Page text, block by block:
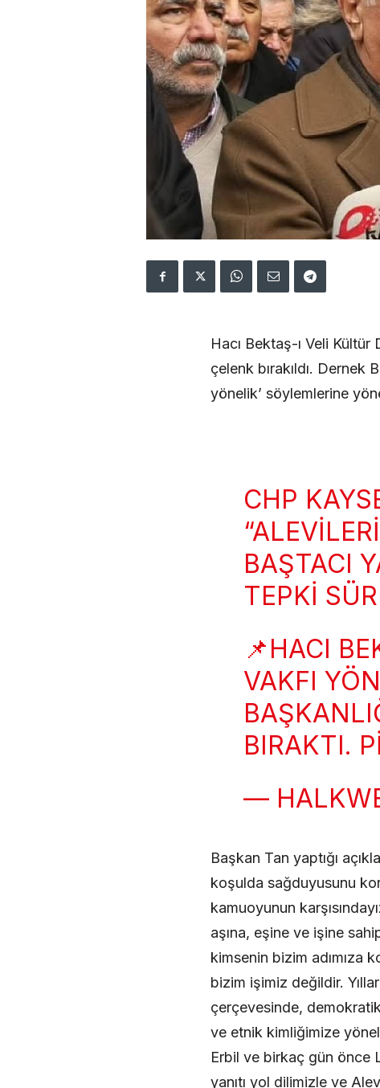
Hacı Bektaş-ı Veli Kültür
çelenk bırakıldı. Dernek
yönelik’ söylemlerine
CHP
BAŞTACI
TEPKI
📌HACI
VAKFI
BIRAKTI.
—
Başkan Tan yaptığı
koşulda sağduyusunu
kamuoyunun
aşına, eşine ve işine
kimsenin bizim adımıza
bizim işimiz değildir.
çerçevesinde, demokratik
ve etnik kimliğimize
Erbil ve birkaç gün önce
yanıtı yol dilimizle ve